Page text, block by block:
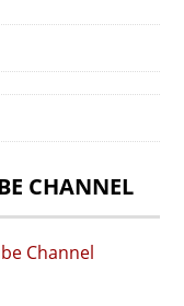
CHANNEL
Channel